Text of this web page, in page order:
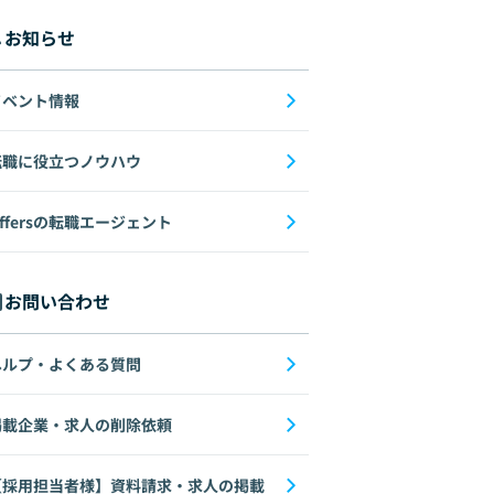
お知らせ
ント情報
に役立つノウハウ
の転職エージェント
お問い合わせ
プ・よくある質問
企業・求人の削除依頼
用担当者様】資料請求・求人の掲載